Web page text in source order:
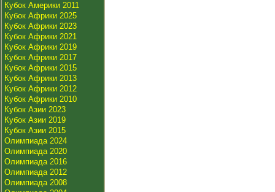
Кубок Америки 2011
Кубок Африки 2025
Кубок Африки 2023
Кубок Африки 2021
Кубок Африки 2019
Кубок Африки 2017
Кубок Африки 2015
Кубок Африки 2013
Кубок Африки 2012
Кубок Африки 2010
Кубок Азии 2023
Кубок Азии 2019
Кубок Азии 2015
Олимпиада 2024
Олимпиада 2020
Олимпиада 2016
Олимпиада 2012
Олимпиада 2008